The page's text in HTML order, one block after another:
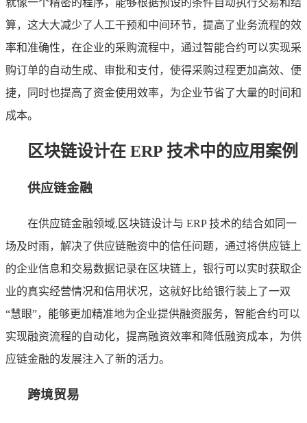
就像一个精密的程序，能够根据预设的条件自动执行交易和结
算，这大大减少了人工干预和中间环节，提高了业务流程的效
率和准确性，在企业的采购流程中，通过智能合约可以实现采
购订单的自动生成、审批和支付，使得采购过程更加高效、便
捷，同时也提高了资金使用效率，为企业节省了大量的时间和
成本。
区块链设计在 ERP 技术中的应用案例
供应链金融
在供应链金融领域,区块链设计与 ERP 技术的结合如同一
场及时雨，解决了供应链融资中的信任问题，通过将供应链上
的企业信息和交易数据记录在区块链上，银行可以实时获取企
业的真实经营情况和信用状况，这就好比给银行装上了一双
“慧眼”，能够更加精准地为企业提供融资服务，智能合约可以
实现融资流程的自动化，提高融资效率和降低融资成本，为供
应链金融的发展注入了新的活力。
跨境贸易